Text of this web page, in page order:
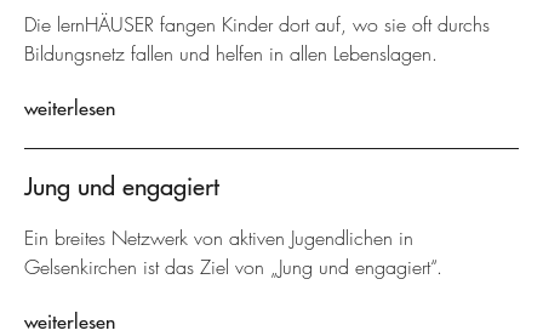
Die lernHÄUSER fangen Kinder dort auf, wo sie oft durchs
Bildungsnetz fallen und helfen in allen Lebenslagen.
weiterlesen
Jung und engagiert
Ein breites Netzwerk von aktiven Jugendlichen in
Gelsenkirchen ist das Ziel von „Jung und engagiert“.
weiterlesen